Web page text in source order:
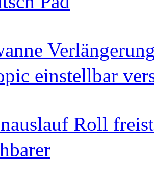
einstellbar
Roll